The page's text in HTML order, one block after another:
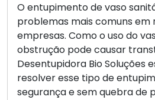
O entupimento de vaso
problemas mais comuns em
empresas. Como o uso do
obstrução pode causar
Desentupidora Bio Soluções
resolver esse tipo de
segurança e sem quebra de